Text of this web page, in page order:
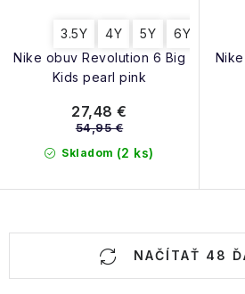
Nike obuv Revolution 6 Big
Kids pearl pink
3.5Y 4Y 5Y 6Y
Skladom (2 ks)
27,48 €
54,95 €
NAČÍTAŤ 48